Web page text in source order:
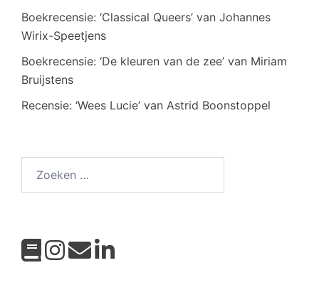
Boekrecensie: ‘Classical Queers’ van Johannes
Wirix-Speetjens
Boekrecensie: ‘De kleuren van de zee’ van Miriam
Bruijstens
Recensie: ‘Wees Lucie’ van Astrid Boonstoppel